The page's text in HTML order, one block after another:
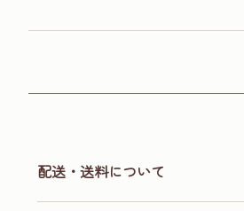
配送・送料について